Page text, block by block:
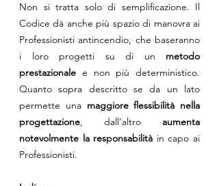
Non si tratta solo di semplificazione. Il
Codice dà anche più spazio di manovra ai
Professionisti antincendio, che baseranno
i loro progetti su di un metodo
prestazionale e non più deterministico.
Quanto sopra descritto se da un lato
permette una maggiore flessibilità nella
progettazione, dall’altro aumenta
notevolmente la responsabilità in capo ai
Professionisti.